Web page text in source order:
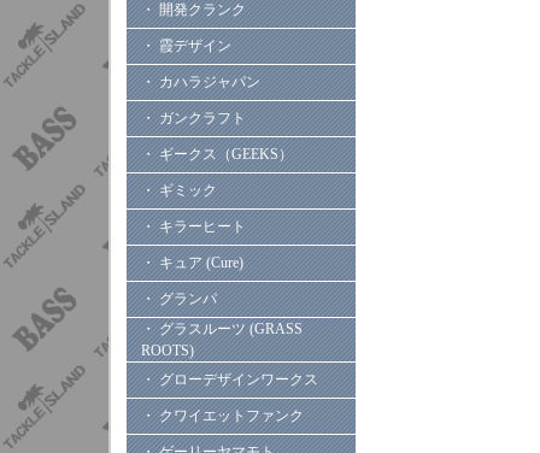
・ 開発クランク
・ 霞デザイン
・ カハラジャパン
・ ガンクラフト
・ ギークス（GEEKS）
・ ギミック
・ キラーヒート
・ キュア (Cure)
・ グランパ
・ グラスルーツ (GRASS
ROOTS)
・ グローデザインワークス
・ クワイエットファンク